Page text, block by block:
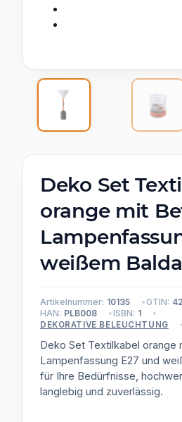
Deko Set
orange mit
weißem
Artikelnummer: 10135 GTIN:
HAN: PLB008 ISBN: 1
DEKORATIVE BELEUCHTUNG
Deko Set Textilkabel orange
Lampenfassung E27 und
für Ihre Bedürfnisse,
langlebig und zuverlässig.